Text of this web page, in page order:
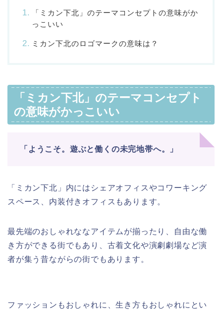
「ミカン下北」のテーマコンセプトの意味がか
っこいい
ミカン下北のロゴマークの意味は？
「ミカン下北」のテーマコンセプト
の意味がかっこいい
「ようこそ。遊ぶと働くの未完地帯へ。」
「ミカン下北」内にはシェアオフィスやコワーキング
スペース、内装付きオフィスもあります。
最先端のおしゃれななアイテムが揃ったり、自由な働
き方ができる街でもあり、古着文化や演劇劇場など演
者が集う昔ながらの街でもあります。
ファッションもおしゃれに、生き方もおしゃれにとい